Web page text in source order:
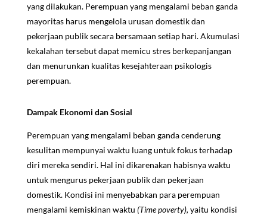
yang dilakukan. Perempuan yang mengalami beban ganda
mayoritas harus mengelola urusan domestik dan
pekerjaan publik secara bersamaan setiap hari. Akumulasi
kekalahan tersebut dapat memicu stres berkepanjangan
dan menurunkan kualitas kesejahteraan psikologis
perempuan.
Dampak Ekonomi dan Sosial
Perempuan yang mengalami beban ganda cenderung
kesulitan mempunyai waktu luang untuk fokus terhadap
diri mereka sendiri. Hal ini dikarenakan habisnya waktu
untuk mengurus pekerjaan publik dan pekerjaan
domestik. Kondisi ini menyebabkan para perempuan
mengalami kemiskinan waktu (Time poverty), yaitu kondisi